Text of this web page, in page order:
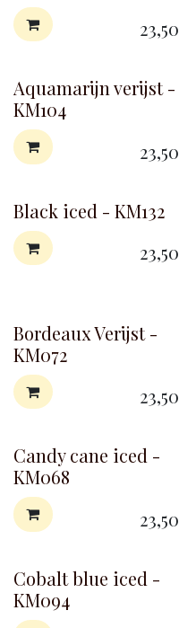
23,50
Aquamarijn verijst -
KM104
23,50
Black iced - KM132
23,50
Bordeaux Verijst -
KM072
23,50
Candy cane iced -
KM068
23,50
Cobalt blue iced -
KM094